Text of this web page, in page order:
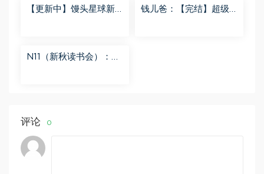
【更新中】馒头星球新
钱儿爸：【完结】超级
N11（新秋读书会）：
评论 0